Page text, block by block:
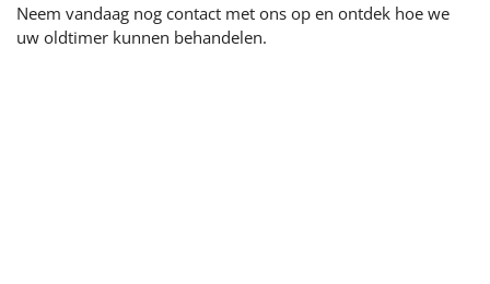
Neem vandaag nog contact met ons op en ontdek hoe we
uw oldtimer kunnen behandelen.